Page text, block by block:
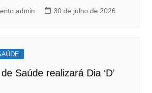
admin 30 de julho de 2026
Saúde realizará Dia ‘D’